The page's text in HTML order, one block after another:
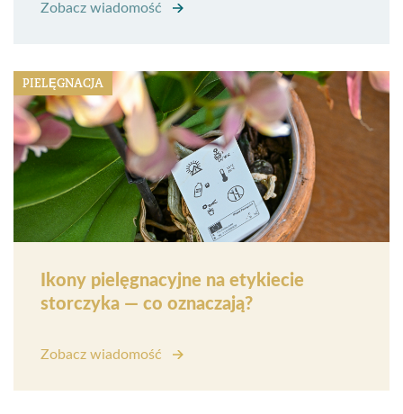
Zobacz wiadomość
PIELĘGNACJA
Ikony pielęgnacyjne na etykiecie
storczyka — co oznaczają?
Zobacz wiadomość